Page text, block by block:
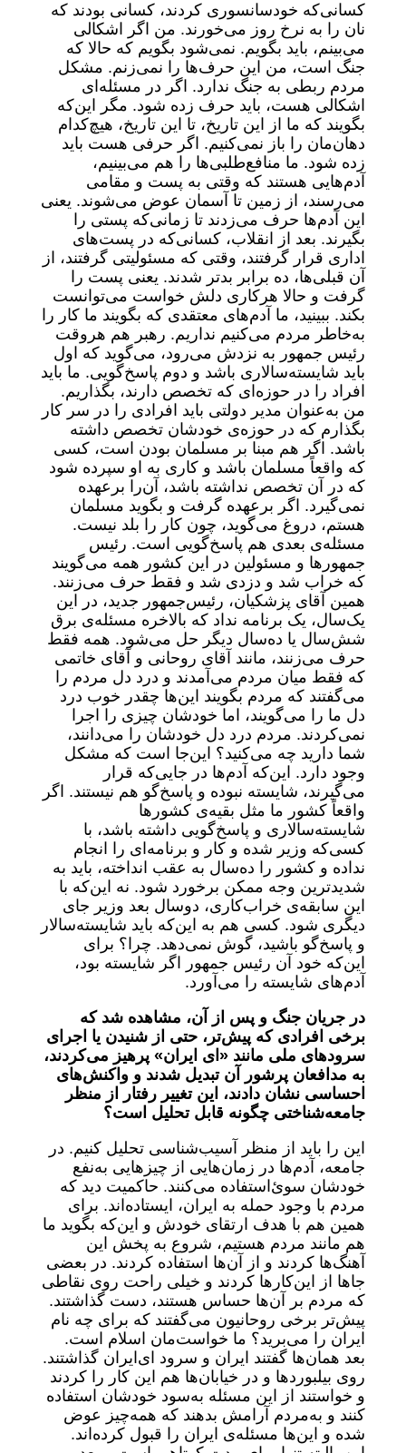
کسانی‌که خودسانسوری کردند، کسانی بودند که
نان را به نرخ روز می‌خورند. من اگر اشکالی
می‌بینم، باید بگویم. نمی‌شود بگویم که حالا که
جنگ است، من این حرف‌ها را نمی‌زنم. مشکل
مردم ربطی به جنگ ندارد. اگر در مسئله‌ای
اشکالی هست، باید حرف زده شود. مگر این‌که
بگویند که ما از این تاریخ، تا این تاریخ، هیچ‌کدام
دهان‌مان را باز نمی‌کنیم. اگر حرفی هست باید
زده شود. ما منافع‌طلبی‌ها را هم می‌بینیم،
آدم‌هایی هستند که وقتی به پست و مقامی
می‌رسند، از زمین تا آسمان عوض می‌شوند. یعنی
این آدم‌ها حرف می‌زدند تا زمانی‌که پستی را
بگیرند. بعد از انقلاب، کسانی‌که در پست‌های
اداری قرار گرفتند، وقتی که مسئولیتی گرفتند، از
آن قبلی‌ها، ده برابر بدتر شدند. یعنی پست را
گرفت و حالا هرکاری دلش خواست می‌توانست
بکند. ببینید، ما آدم‌های معتقدی که بگویند ما کار را
به‌خاطر مردم می‌کنیم نداریم. رهبر هم هروقت
رئیس جمهور به نزدش می‌رود، می‌گوید که اول
باید شایسته‌سالاری باشد و دوم پاسخ‌گویی. ما باید
افراد را در حوزه‌ای که تخصص دارند، بگذاریم.
من به‌عنوان مدیر دولتی باید افرادی را در سر کار
بگذارم که در حوزه‌ی خودشان تخصص داشته
باشد. اگر هم مبنا بر مسلمان بودن است، کسی
که واقعاً مسلمان باشد و کاری به او سپرده شود
که در آن تخصص نداشته باشد، آن‌را برعهده
نمی‌گیرد. اگر برعهده گرفت و بگوید مسلمان
هستم، دروغ می‌گوید، چون کار را بلد نیست.
مسئله‌ی بعدی هم پاسخ‌گویی است. رئیس
‌جمهورها و مسئولین در این کشور همه می‌گویند
که خراب شد و دزدی شد و فقط حرف می‌زنند.
همین آقای پزشکیان، رئیس‌جمهور جدید، در این
یک‌سال، یک برنامه نداد که بالاخره مسئله‌ی برق
شش‌سال یا ده‌سال دیگر حل می‌شود. همه فقط
حرف می‌زنند، مانند آقای روحانی و آقای خاتمی
که فقط میان مردم می‌آمدند و درد دل مردم را
می‌گفتند که مردم بگویند این‌ها چقدر خوب درد
دل ما را می‌گویند، اما خودشان چیزی را اجرا
نمی‌کردند. مردم درد دل خودشان را می‌دانند،
شما دارید چه می‌کنید؟ این‌جا است که مشکل
وجود دارد. این‌که آدم‌ها در جایی‌که قرار
می‌گیرند، شایسته نبوده و پاسخ‌گو هم نیستند. اگر
واقعاً کشور ما مثل بقیه‌ی کشورها
شایسته‌سالاری و پاسخ‌گویی داشته باشد، با
کسی‌که وزیر شده و کار و برنامه‌ای را انجام
نداده و کشور را ده‌سال به عقب انداخته، باید به
شدیدترین وجه ممکن برخورد شود. نه این‌که با
این سابقه‌ی خراب‌کاری، دوسال بعد وزیر جای
دیگری شود. کسی هم به این‌که باید شایسته‌سالار
و پاسخ‌گو باشید، گوش نمی‌دهد. چرا؟ برای
این‌که خود آن رئیس‌ جمهور اگر شایسته بود،
آدم‌های شایسته را می‌آورد.
در جریان جنگ و پس از آن، مشاهده شد که
برخی افرادی که پیش‌تر، حتی از شنیدن یا اجرای
سرودهای ملی مانند «ای ایران» پرهیز می‌کردند،
به مدافعان پرشور آن تبدیل شدند و واکنش‌های
احساسی نشان دادند، این تغییر رفتار از منظر
جامعه‌شناختی چگونه قابل تحلیل است؟
این را باید از منظر آسیب‌شناسی تحلیل کنیم. در
جامعه، آدم‌ها در زمان‌هایی از چیزهایی به‌نفع
خودشان سوئ‌استفاده می‌کنند. حاکمیت دید که
مردم با وجود حمله به ایران، ایستاده‌اند. برای
همین هم با هدف ارتقای خودش و این‌که بگوید ما
هم مانند مردم هستیم، شروع به پخش این
آهنگ‌ها کردند و از آن‌ها استفاده کردند. در بعضی
جاها از این‌کارها کردند و خیلی راحت روی نقاطی
که مردم بر آن‌ها حساس هستند، دست گذاشتند.
پیش‌تر برخی روحانیون می‌گفتند که برای چه نام
ایران را می‌برید؟ ما خواست‌مان اسلام است.
بعد همان‌ها گفتند ایران و سرود ای‌ایران گذاشتند.
روی بیلبوردها و در خیابان‌ها هم این کار را کردند
و خواستند از این مسئله به‌سود خودشان استفاده
کنند و به‌مردم آرامش بدهند که همه‌چیز عوض
شده و این‌ها مسئله‌ی ایران را قبول کرده‌اند.